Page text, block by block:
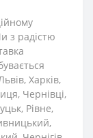
з радістю
Харків,
Чернівці,
Рівне,